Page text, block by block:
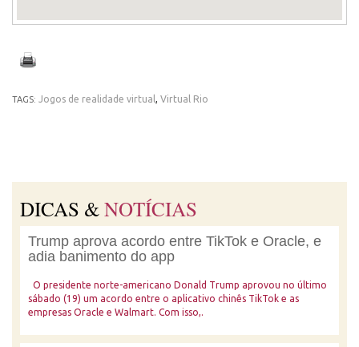
TAGS: Jogos de realidade virtual , Virtual Rio
DICAS &NOTÍCIAS
Trump aprova acordo entre TikTok e Oracle, e
adia banimento do app
O presidente norte-americano Donald Trump aprovou no último
sábado (19) um acordo entre o aplicativo chinês TikTok e as
empresas Oracle e Walmart. Com isso,.